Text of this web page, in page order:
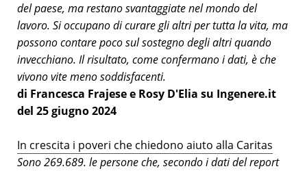
del paese, ma restano svantaggiate nel mondo del
lavoro. Si occupano di curare gli altri per tutta la vita, ma
possono contare poco sul sostegno degli altri quando
invecchiano. Il risultato, come confermano i dati, è che
vivono vite meno soddisfacenti.
di Francesca Frajese e Rosy D'Elia su Ingenere.it
del 25 giugno 2024
In crescita i poveri che chiedono aiuto alla Caritas
Sono 269.689. le persone che, secondo i dati del report